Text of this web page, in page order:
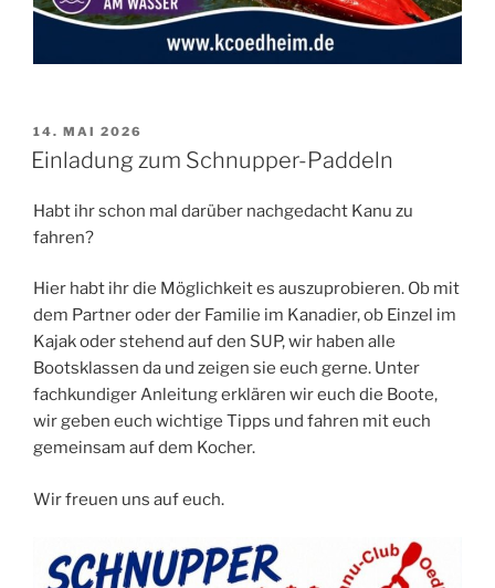
VERÖFFENTLICHT
AM
14. MAI 2026
Einladung zum Schnupper-Paddeln
Habt ihr schon mal darüber nachgedacht Kanu zu
fahren?
Hier habt ihr die Möglichkeit es auszuprobieren. Ob mit
dem Partner oder der Familie im Kanadier, ob Einzel im
Kajak oder stehend auf den SUP, wir haben alle
Bootsklassen da und zeigen sie euch gerne. Unter
fachkundiger Anleitung erklären wir euch die Boote,
wir geben euch wichtige Tipps und fahren mit euch
gemeinsam auf dem Kocher.
Wir freuen uns auf euch.